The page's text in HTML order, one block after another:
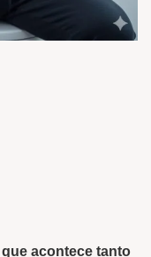
acontece tanto